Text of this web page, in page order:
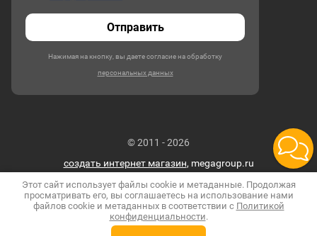
Отправить
Нажимая на кнопку, вы даете согласие на обработку
персональных данных
© 2011 - 2026
создать интернет магазин, megagroup.ru
Позвонить Оставить заявку
Этот сайт использует файлы cookie и метаданные. Продолжая
просматривать его, вы соглашаетесь на использование нами
файлов cookie и метаданных в соответствии с Политикой
конфиденциальности.